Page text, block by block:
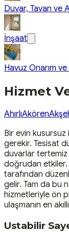
Duvar, Tavan ve
İnşaat
Havuz Onarım ve
Hizmet
AhırlıAkören
Bir evin kusursuz
gerekir. Tesisat
duvarlar tertemiz
doğrudan etkiler.
tarafından
gelir. Tam da bu
hizmetleriyle ön
ulaşmanın en
Ustabilir